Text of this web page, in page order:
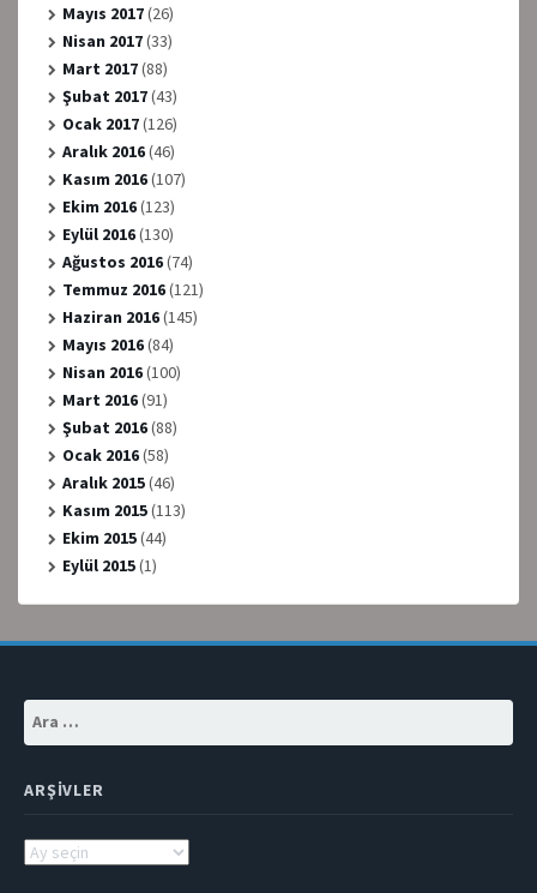
Mayıs 2017(26)
Nisan 2017(33)
Mart 2017(88)
Şubat 2017(43)
Ocak 2017(126)
Aralık 2016(46)
Kasım 2016(107)
Ekim 2016(123)
Eylül 2016(130)
Ağustos 2016(74)
Temmuz 2016(121)
Haziran 2016(145)
Mayıs 2016(84)
Nisan 2016(100)
Mart 2016(91)
Şubat 2016(88)
Ocak 2016(58)
Aralık 2015(46)
Kasım 2015(113)
Ekim 2015(44)
Eylül 2015(1)
ARŞIVLER
Arşivler